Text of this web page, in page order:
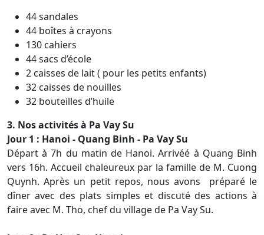
44 sandales
44 boîtes à crayons
130 cahiers
44 sacs d’école
2 caisses de lait ( pour les petits enfants)
32 caisses de nouilles
32 bouteilles d’huile
3. Nos activités à Pa Vay Su
Jour 1 : Hanoi - Quang Binh - Pa Vay Su
Départ à 7h du matin de Hanoi. Arrivéé à Quang Binh
vers 16h. Accueil chaleureux par la famille de M. Cuong
Quynh. Après un petit repos, nous avons préparé le
dîner avec des plats simples et discuté des actions à
faire avec M. Tho, chef du village de Pa Vay Su.